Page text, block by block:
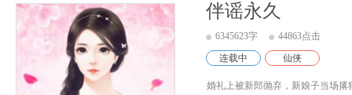
伴谣永久
6345623字
44863点击
连载中
仙侠
婚礼上被新郎抛弃，新娘子当场